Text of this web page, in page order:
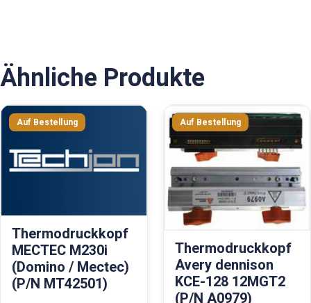
Ähnliche Produkte
Thermodruckkopf
MECTEC M230i
(Domino / Mectec)
(P/N MT42501)
Thermodruckkopf
Avery dennison
KCE-128 12MGT2
(P/N A0979)